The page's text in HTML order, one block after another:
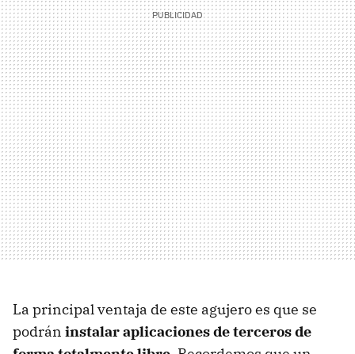
La principal ventaja de este agujero es que se
podrán instalar aplicaciones de terceros de